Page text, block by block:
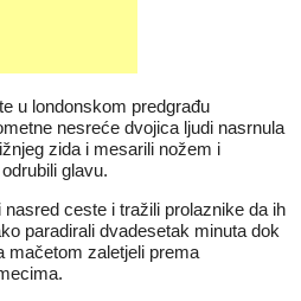
u londonskom predgrađu
nesreće dvojica ljudi nasrnula
zida i mesarili nožem i
glavu.
ceste i tražili prolaznike da ih
paradirali dvadesetak minuta dok
mačetom zaletjeli prema